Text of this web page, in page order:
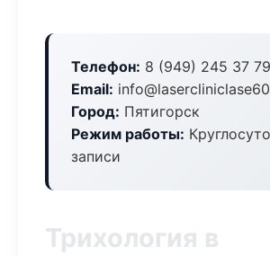
Телефон: 8 (949) 245 37 79
Email:
Город: Пятигорск
Режим работы:
записи
Трихология в